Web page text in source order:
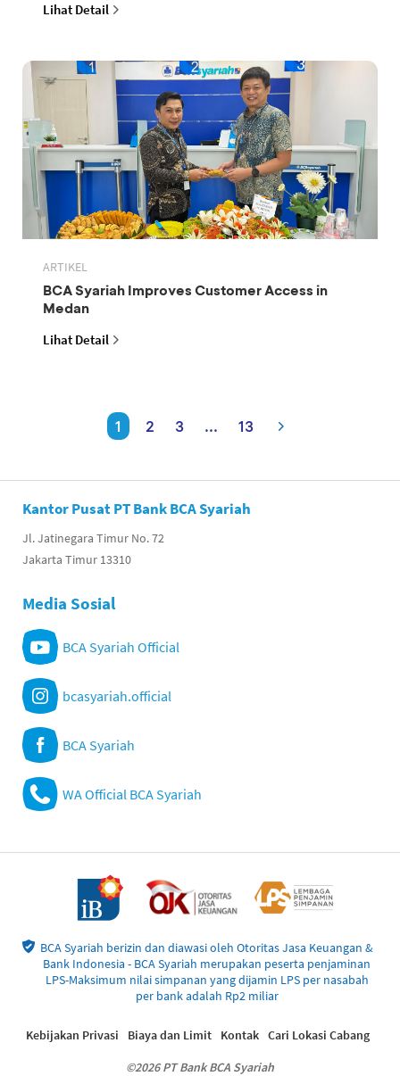
Lihat Detail
ARTIKEL
BCA Syariah Improves Customer Access in
Medan
Lihat Detail
1 2 3 ... 13
Kantor Pusat PT Bank BCA Syariah
Jl. Jatinegara Timur No. 72
Jakarta Timur 13310
Media Sosial
BCA Syariah Official
bcasyariah.official
BCA Syariah
WA Official BCA Syariah
BCA Syariah berizin dan diawasi oleh Otoritas Jasa Keuangan &
Bank Indonesia - BCA Syariah merupakan peserta penjaminan
LPS-Maksimum nilai simpanan yang dijamin LPS per nasabah
per bank adalah Rp2 miliar
©2026 PT Bank BCA Syariah
Kebijakan Privasi Biaya dan Limit Kontak Cari Lokasi Cabang